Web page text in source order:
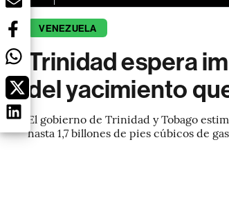
VENEZUELA
Trinidad espera
del yacimiento
El gobierno de Trinidad y Tobago
hasta 1,7 billones de pies cúbicos de